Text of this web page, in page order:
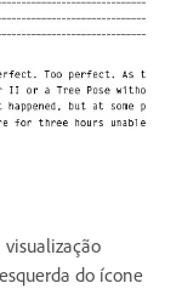
do ícone